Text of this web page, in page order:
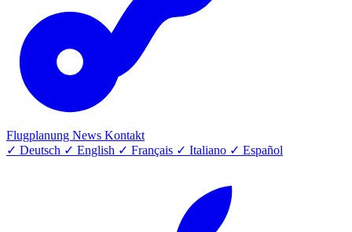
Flugplanung News Kontakt
✓ Deutsch ✓ English ✓ Français ✓ Italiano ✓ Español